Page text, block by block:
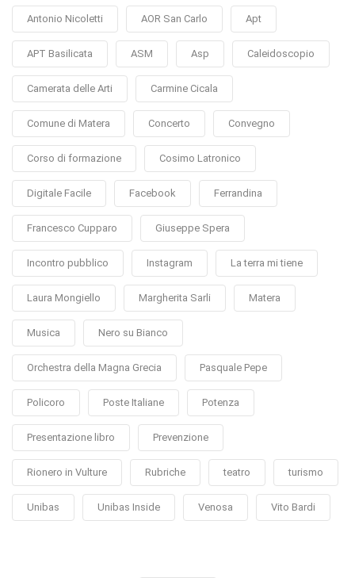
Antonio Nicoletti AOR San Carlo Apt
APT Basilicata ASM Asp Caleidoscopio
Camerata delle Arti Carmine Cicala
Comune di Matera Concerto Convegno
Corso di formazione Cosimo Latronico
Digitale Facile Facebook Ferrandina
Francesco Cupparo Giuseppe Spera
Incontro pubblico Instagram La terra mi tiene
Laura Mongiello Margherita Sarli Matera
Musica Nero su Bianco
Orchestra della Magna Grecia Pasquale Pepe
Policoro Poste Italiane Potenza
Presentazione libro Prevenzione
Rionero in Vulture Rubriche teatro turismo
Unibas Unibas Inside Venosa Vito Bardi